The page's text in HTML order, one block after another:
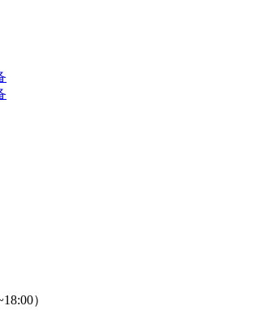
）